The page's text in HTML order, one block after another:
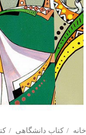
خانه کتاب دانشگاهی